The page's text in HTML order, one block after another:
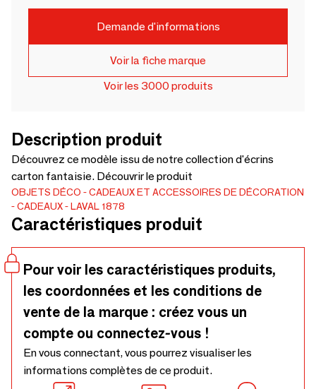
Demande d'informations
Voir la fiche marque
Voir les 3000 produits
Description produit
Découvrez ce modèle issu de notre collection d'écrins
carton fantaisie. Découvrir le produit
OBJETS DÉCO
CADEAUX ET ACCESSOIRES DE DÉCORATION
CADEAUX
LAVAL 1878
Caractéristiques produit
Pour voir les caractéristiques produits,
les coordonnées et les conditions de
vente de la marque : créez vous un
compte ou connectez-vous !
En vous connectant, vous pourrez visualiser les
informations complètes de ce produit.